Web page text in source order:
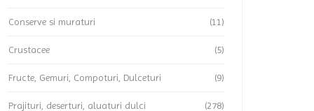
Conserve si muraturi (11)
Crustacee (5)
Fructe, Gemuri, Compoturi, Dulceturi (9)
Prajituri, deserturi, aluaturi dulci (278)